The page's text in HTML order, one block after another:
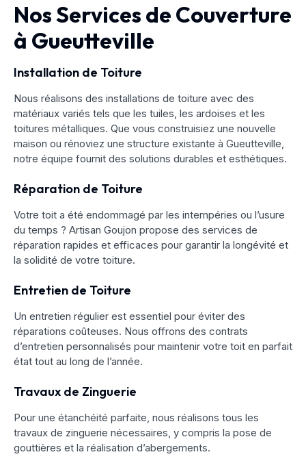
Nos Services de Couverture
à Gueutteville
Installation de Toiture
Nous réalisons des installations de toiture avec des
matériaux variés tels que les tuiles, les ardoises et les
toitures métalliques. Que vous construisiez une nouvelle
maison ou rénoviez une structure existante à Gueutteville,
notre équipe fournit des solutions durables et esthétiques.
Réparation de Toiture
Votre toit a été endommagé par les intempéries ou l’usure
du temps ? Artisan Goujon propose des services de
réparation rapides et efficaces pour garantir la longévité et
la solidité de votre toiture.
Entretien de Toiture
Un entretien régulier est essentiel pour éviter des
réparations coûteuses. Nous offrons des contrats
d’entretien personnalisés pour maintenir votre toit en parfait
état tout au long de l’année.
Travaux de Zinguerie
Pour une étanchéité parfaite, nous réalisons tous les
travaux de zinguerie nécessaires, y compris la pose de
gouttières et la réalisation d’abergements.